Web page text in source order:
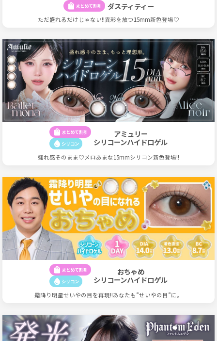
shopping_bag まとめて割引 ダスティティー
ただ盛れるだけじゃない!!異彩を放つ15mm新色登場♡
shopping_bag まとめて割引
water_drop シリコン
アミュリー
シリコーンハイドロゲル
盛れ感そのまま♡メロあまな15mmシリコン新色登場!!
shopping_bag まとめて割引
water_drop シリコン
おちゃめ
シリコーンハイドロゲル
霜降り明星せいやの目を再現!!あなたも”せいやの目”に。